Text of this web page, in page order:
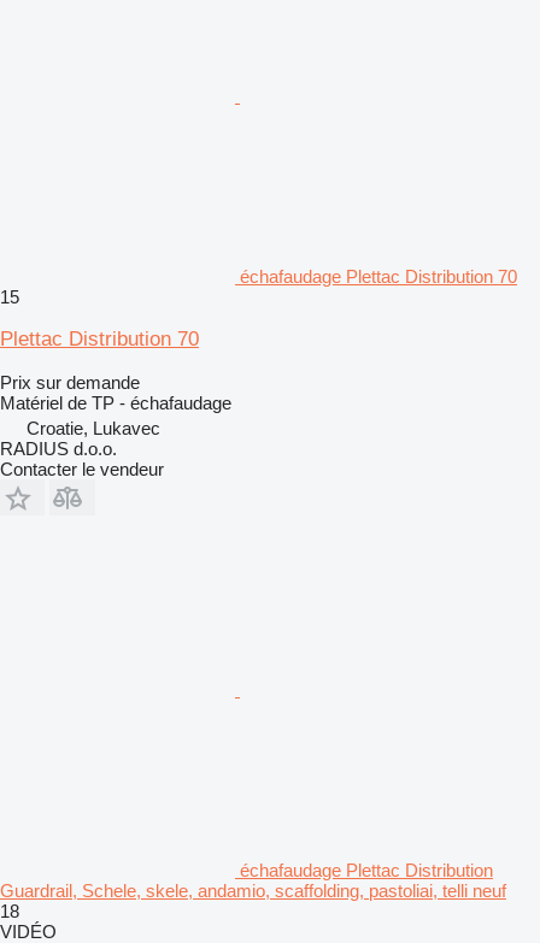
échafaudage Plettac Distribution 70
15
Plettac Distribution 70
Prix sur demande
Matériel de TP - échafaudage
Croatie, Lukavec
RADIUS d.o.o.
Contacter le vendeur
échafaudage Plettac Distribution
Guardrail, Schele, skele, andamio, scaffolding, pastoliai, telli neuf
18
VIDÉO